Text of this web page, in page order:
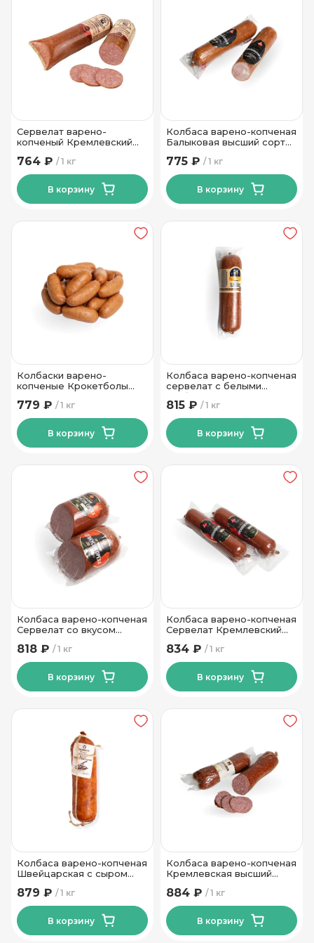
Сервелат варено-
копченый Кремлевский
1 кг
764 ₽
В корзину
Колбаса варено-копченая
Балыковая высший сорт
1 кг
775 ₽
В корзину
Колбаски варено-
копченые Крокетболы
1 кг
779 ₽
В корзину
Колбаса варено-копченая
сервелат с белыми
грибочками Инко-Фуд
1 кг
815 ₽
В корзину
Колбаса варено-копченая
Сервелат со вкусом
Пинский МК
1 кг
818 ₽
В корзину
Колбаса варено-копченая
Сервелат Кремлевский
МК
1 кг
834 ₽
В корзину
Колбаса варено-копченая
Швейцарская с сыром
1 кг
879 ₽
В корзину
Колбаса варено-копченая
Кремлевская высший
1 кг
884 ₽
В корзину